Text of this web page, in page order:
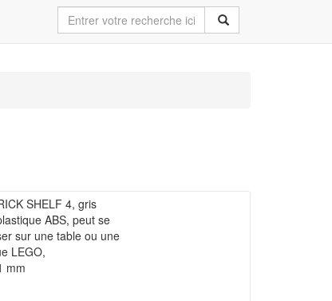
SHELF 4, gris
ABS, peut se
sur une table ou une
LEGO,
mm